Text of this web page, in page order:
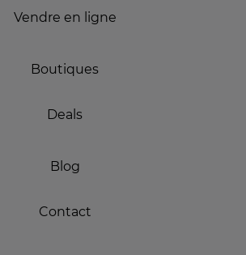
Vendre en ligne
Boutiques
Deals
Blog
Contact